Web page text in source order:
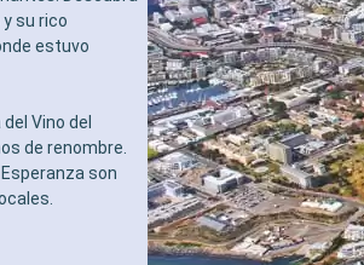
su rico
estuvo
Vino del
de renombre.
son